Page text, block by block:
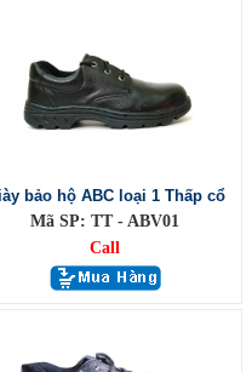
bảo hộ ABC loại 1 Thấp cổ
Mã SP: TT - ABV01
Call